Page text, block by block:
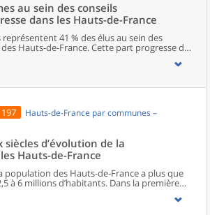
au sein des conseils
dans les Hauts-de-France
représentent 41 % des élus au sein des
Hauts-de-France. Cette part progresse de
deux dernières élections municipales, mais
diminue cependant à mesure que les
femme. Les élues municipales de la région
homologues masculins. En parallèle de
elles occupent davantage que ces
emplois de cadre ou des professions
Hauts-de-France par communes –
siècles d’évolution de la
Hauts-de-France
population des Hauts-de-France a plus que
à 6 millions d’habitants. Dans la première
l’essor régional est surtout porté par le Nord.